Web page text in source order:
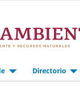
Directorio